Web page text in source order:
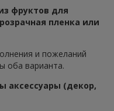
фруктов для
пленка или
и пожеланий
оба варианта.
аксессуары (декор,